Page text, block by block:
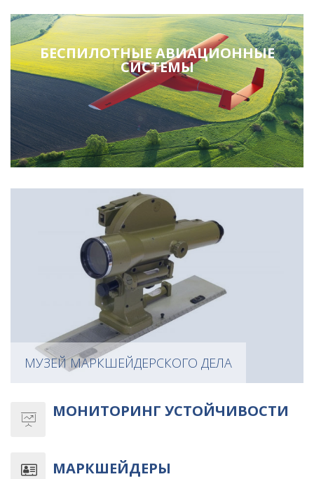
БЕСПИЛОТНЫЕ АВИАЦИОННЫЕ
СИСТЕМЫ
МУЗЕЙ МАРКШЕЙДЕРСКОГО ДЕЛА
МОНИТОРИНГ УСТОЙЧИВОСТИ
МАРКШЕЙДЕРЫ